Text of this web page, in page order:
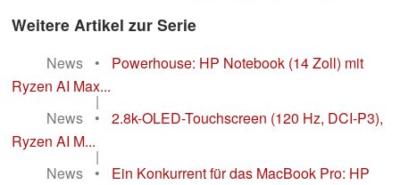
Weitere Artikel zur Serie
News •
Powerhouse: HP Notebook (14 Zoll) mit
Ryzen AI Max...
|
News
•
2.8k-OLED-Touchscreen (120 Hz, DCI-P3),
Ryzen AI M...
|
News
•
Ein Konkurrent für das MacBook Pro: HP